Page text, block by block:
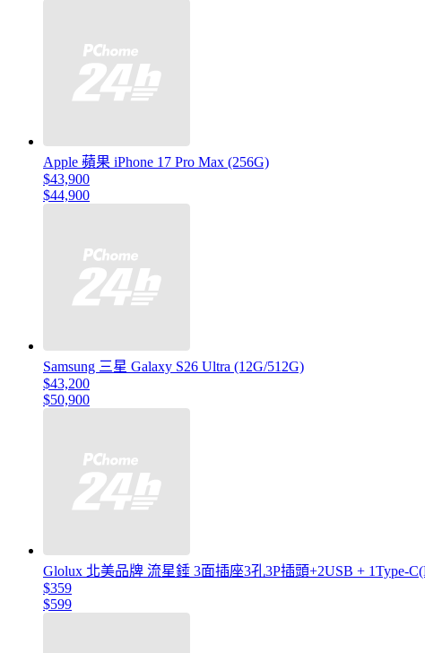
Apple 蘋果 iPhone 17 Pro Max (256G)
$43,900
$44,900
Samsung 三星 Galaxy S26 Ultra (12G/512G)
$43,200
$50,900
Glolux 北美品牌 流星錘 3面插座3孔3P插頭+2USB + 1Type-
$359
$599